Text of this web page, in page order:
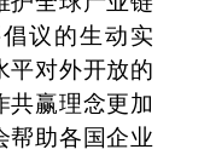
议的生动实
平对外开放的
共赢理念更加
帮助各国企业